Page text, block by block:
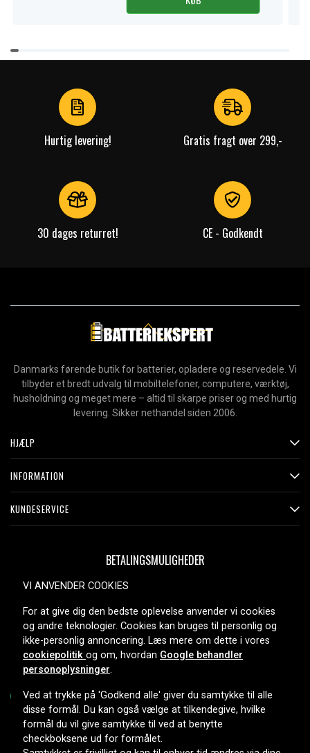
Item
1
Hurtig levering! Gratis fragt over 299,-
30 dages returret! CE - Godkendt
Danmarks førende butik for batterier, opladere og reservedele. Vi
tilbyder et bredt udvalg til mobiltelefoner, computere, værktøj,
husholdning og meget mere – altid til skarpe priser og med hurtig
levering. Sikker nethandel siden 2006.
HJÆLP
INFORMATION
KUNDESERVICE
BETALINGSMULIGHEDER
LEVERINGSMULIGHEDER
Copyright © 2026, Spares Nordic AB
VI ANVENDER COOKIES
For at give dig den bedste oplevelse anvender vi cookies
og andre teknologier. Cookies kan bruges til personlig og
ikke-personlig annoncering. Læs mere om dette i vores
cookiepolitik og om, hvordan Google behandler
personoplysninger.
Ved at trykke på 'Godkend alle' giver du samtykke til alle
disse formål. Du kan også vælge at tilkendegive, hvilke
formål du vil give samtykke til ved at benytte
checkboksene ud for formålet.